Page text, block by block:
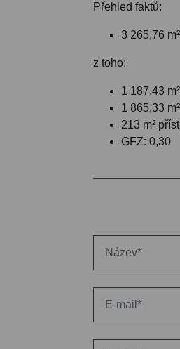
Přehled faktů:
3 265,76
z toho:
1 187,43
1 865,33
213 m²
GFZ: 0,30